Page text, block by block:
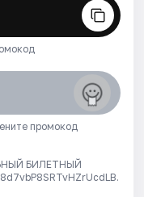
промокод
БИЛЕТНЫЙ